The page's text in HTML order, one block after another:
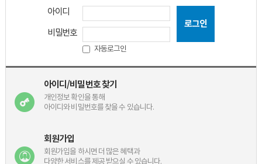
아이디
비밀번호
자동로그인
아이디/비밀번호 찾기
개인정보 확인을 통해
아이디와 비밀번호를 찾을 수 있습니다.
회원가입
회원가입을 하시면 더 많은 혜택과
다양한 서비스를 제공 받으실 수 있습니다.